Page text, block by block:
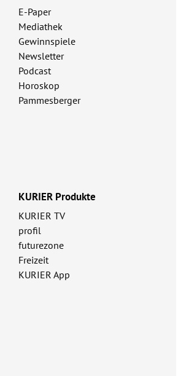
E-Paper
Mediathek
Gewinnspiele
Newsletter
Podcast
Horoskop
Pammesberger
KURIER Produkte
KURIER TV
profil
futurezone
Freizeit
KURIER App